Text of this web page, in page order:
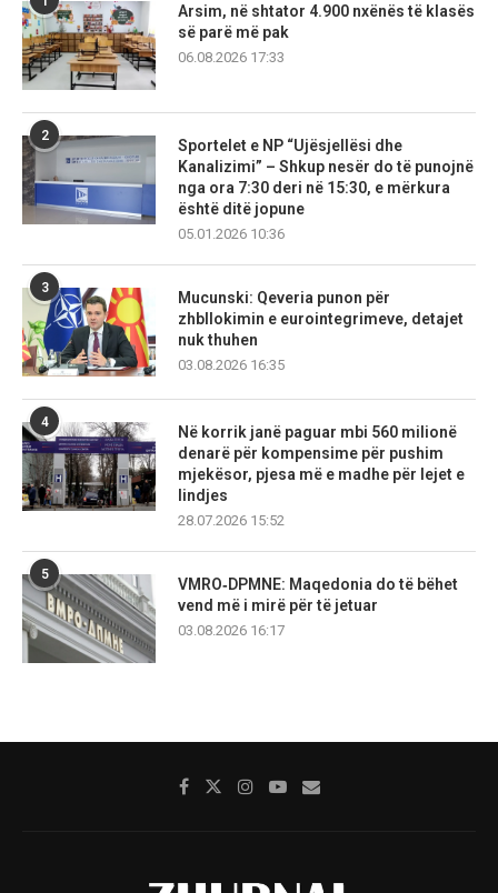
Arsim, në shtator 4.900 nxënës të klasës
së parë më pak
06.08.2026 17:33
2
Sportelet e NP “Ujësjellësi dhe
Kanalizimi” – Shkup nesër do të punojnë
nga ora 7:30 deri në 15:30, e mërkura
është ditë jopune
05.01.2026 10:36
3
Mucunski: Qeveria punon për
zhbllokimin e eurointegrimeve, detajet
nuk thuhen
03.08.2026 16:35
4
Në korrik janë paguar mbi 560 milionë
denarë për kompensime për pushim
mjekësor, pjesa më e madhe për lejet e
lindjes
28.07.2026 15:52
5
VMRO‑DPMNE: Maqedonia do të bëhet
vend më i mirë për të jetuar
03.08.2026 16:17